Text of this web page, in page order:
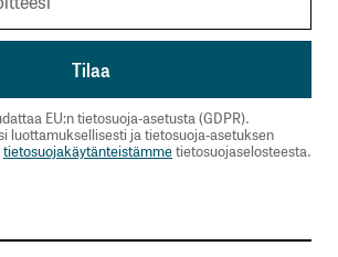
uutiskirje
EU:n tietosuoja-asetusta (GDPR).
luottamuksellisesti ja tietosuoja-asetuksen
tietosuojakäytänteistämmetietosuojaselosteesta.